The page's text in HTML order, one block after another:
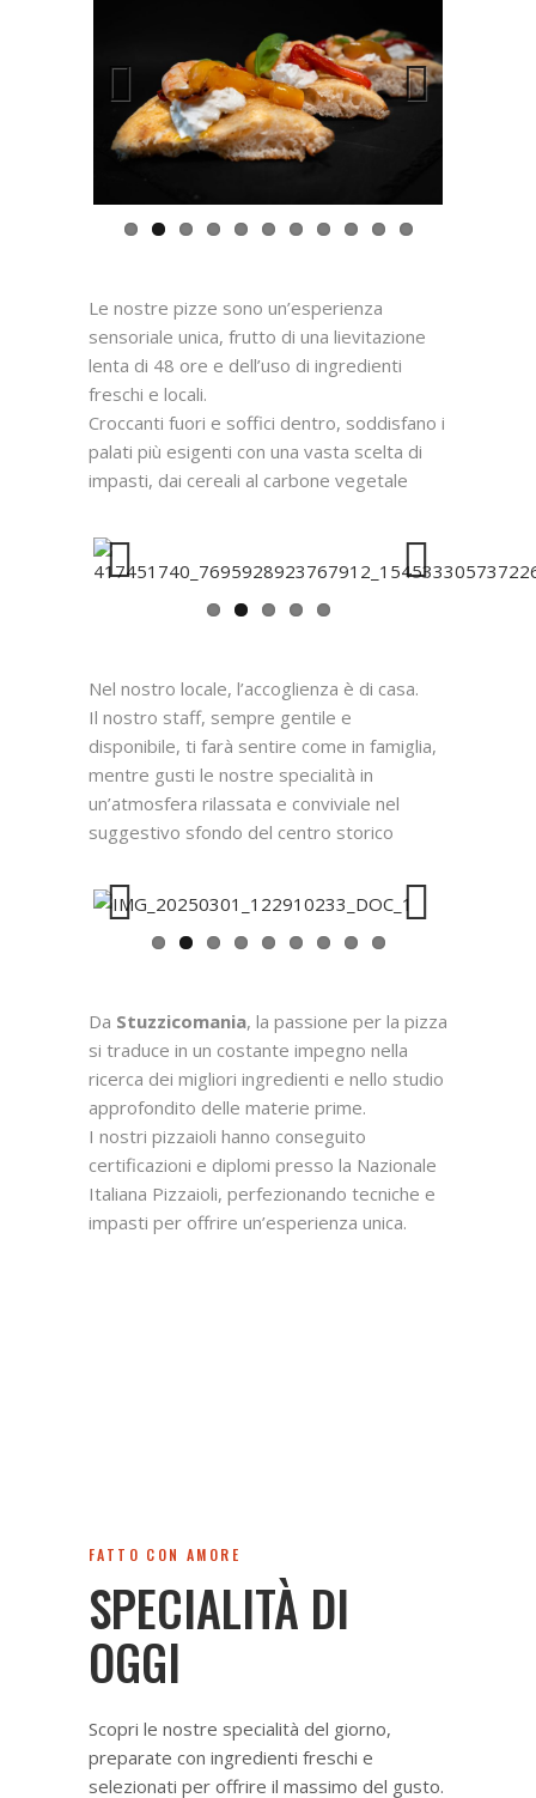
Previous
Le nostre pizze sono un’esperienza
sensoriale unica, frutto di una lievitazione
lenta di 48 ore e dell’uso di ingredienti
freschi e locali.
Croccanti fuori e soffici dentro, soddisfano i
palati più esigenti con una vasta scelta di
impasti, dai cereali al carbone vegetale
Nel nostro locale, l’accoglienza è di casa.
Il nostro staff, sempre gentile e
disponibile, ti farà sentire come in famiglia,
mentre gusti le nostre specialità in
un’atmosfera rilassata e conviviale nel
suggestivo sfondo del centro storico
Previous
Da Stuzzicomania , la passione per la pizza
si traduce in un costante impegno nella
ricerca dei migliori ingredienti e nello studio
approfondito delle materie prime.
I nostri pizzaioli hanno conseguito
certificazioni e diplomi presso la Nazionale
Italiana Pizzaioli, perfezionando tecniche e
impasti per offrire un’esperienza unica.
FATTO CON AMORE
SPECIALITÀ DI
OGGI
Scopri le nostre specialità del giorno,
preparate con ingredienti freschi e
selezionati per offrire il massimo del gusto.